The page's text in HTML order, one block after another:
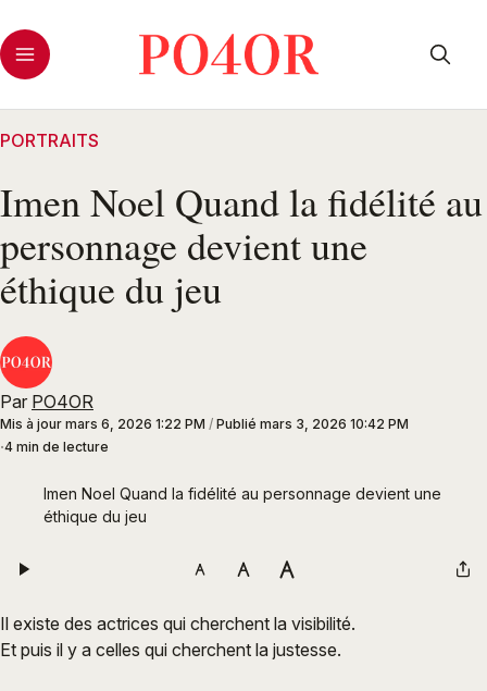
PORTRAITS
Imen Noel Quand la fidélité au
personnage devient une
éthique du jeu
Par PO4OR
Mis à jour mars 6, 2026 1:22 PM / Publié mars 3, 2026 10:42 PM
4 min de lecture
Imen Noel Quand la fidélité au personnage devient une
éthique du jeu
Il existe des actrices qui cherchent la visibilité.
Et puis il y a celles qui cherchent la justesse.